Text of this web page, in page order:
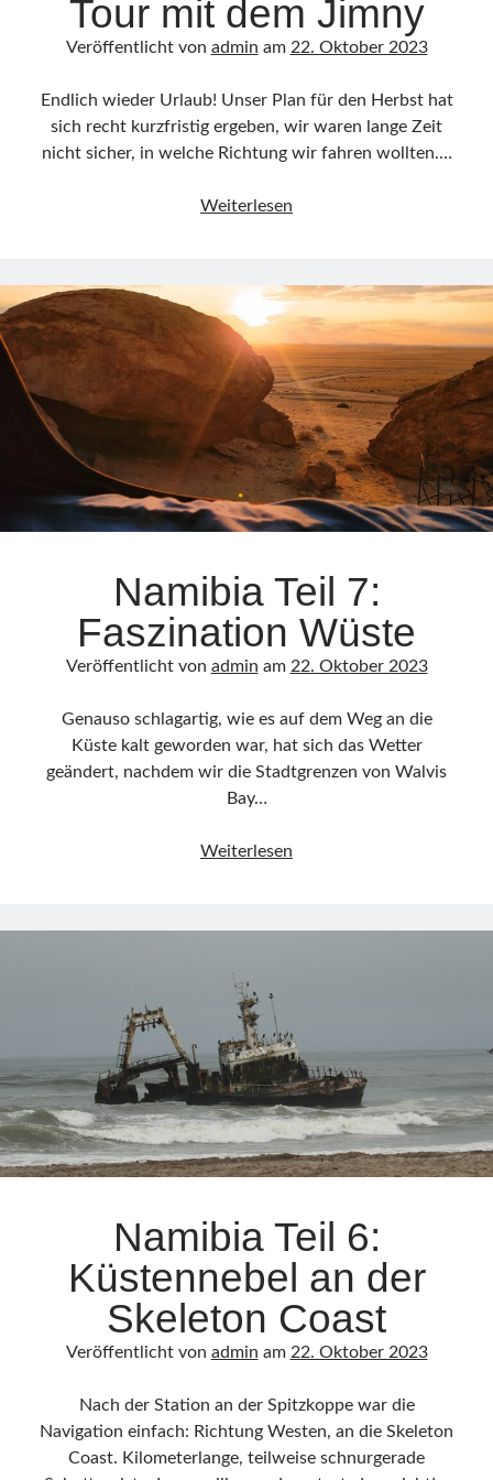
Tour mit dem Jimny
Veröffentlicht von admin am 22. Oktober 2023
Endlich wieder Urlaub! Unser Plan für den Herbst hat
sich recht kurzfristig ergeben, wir waren lange Zeit
nicht sicher, in welche Richtung wir fahren wollten.…
Weiterlesen
Overlanding-
Tour
dem
Jimny
Namibia Teil 7:
Faszination Wüste
Veröffentlicht von admin am 22. Oktober 2023
Genauso schlagartig, wie es auf dem Weg an die
Küste kalt geworden war, hat sich das Wetter
geändert, nachdem wir die Stadtgrenzen von Walvis
Bay…
Weiterlesen
Faszination
Namibia Teil 6:
Küstennebel an der
Skeleton Coast
Veröffentlicht von admin am 22. Oktober 2023
Nach der Station an der Spitzkoppe war die
Navigation einfach: Richtung Westen, an die Skeleton
Coast. Kilometerlange, teilweise schnurgerade